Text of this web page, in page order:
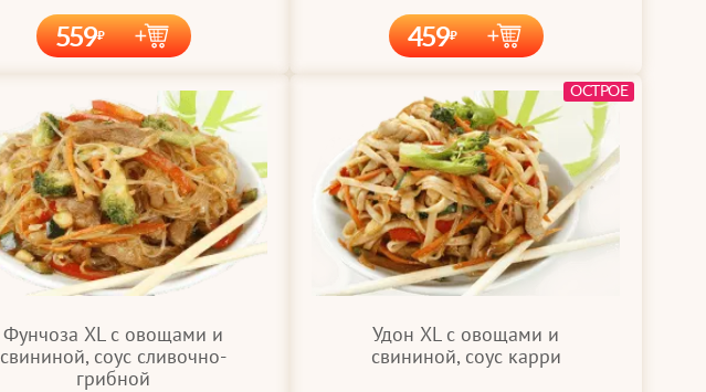
559 459
Фунчоза XL с овощами и
свининой, соус сливочно-
грибной
Удон XL с овощами и
свининой, соус карри
ОСТРОЕ